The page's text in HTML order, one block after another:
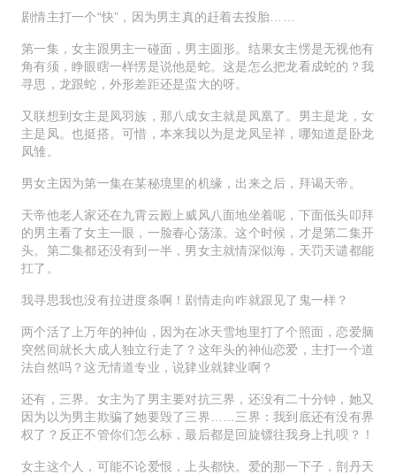
剧情主打一个“快”，因为男主真的赶着去投胎……
第一集，女主跟男主一碰面，男主圆形。结果女主愣是无视他有
角有须，睁眼瞎一样愣是说他是蛇。这是怎么把龙看成蛇的？我
寻思，龙跟蛇，外形差距还是蛮大的呀。
又联想到女主是凤羽族，那八成女主就是凤凰了。男主是龙，女
主是凤。也挺搭。可惜，本来我以为是龙凤呈祥，哪知道是卧龙
凤雏。
男女主因为第一集在某秘境里的机缘，出来之后，拜谒天帝。
天帝他老人家还在九霄云殿上威风八面地坐着呢，下面低头叩拜
的男主看了女主一眼，一脸春心荡漾。这个时候，才是第二集开
头。第二集都还没有到一半，男女主就情深似海，天罚天谴都能
扛了。
我寻思我也没有拉进度条啊！剧情走向咋就跟见了鬼一样？
两个活了上万年的神仙，因为在冰天雪地里打了个照面，恋爱脑
突然间就长大成人独立行走了？这年头的神仙恋爱，主打一个道
法自然吗？这无情道专业，说肄业就肄业啊？
还有，三界。女主为了男主要对抗三界，还没有二十分钟，她又
因为以为男主欺骗了她要毁了三界……三界：我到底还有没有界
权了？反正不管你们怎么标，最后都是回旋镖往我身上扎呗？！
女主这个人，可能不论爱恨，上头都快。爱的那一下子，剖丹天